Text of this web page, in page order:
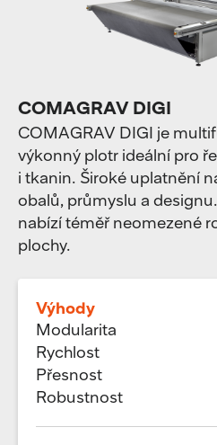
COMAGRAV DIGI
COMAGRAV DIGI je
výkonný plotr ideální pro
i tkanin. Široké uplatnění
obalů, průmyslu a
nabízí téměř neomezené
plochy.
Výhody
Modularita
Rychlost
Přesnost
Robustnost